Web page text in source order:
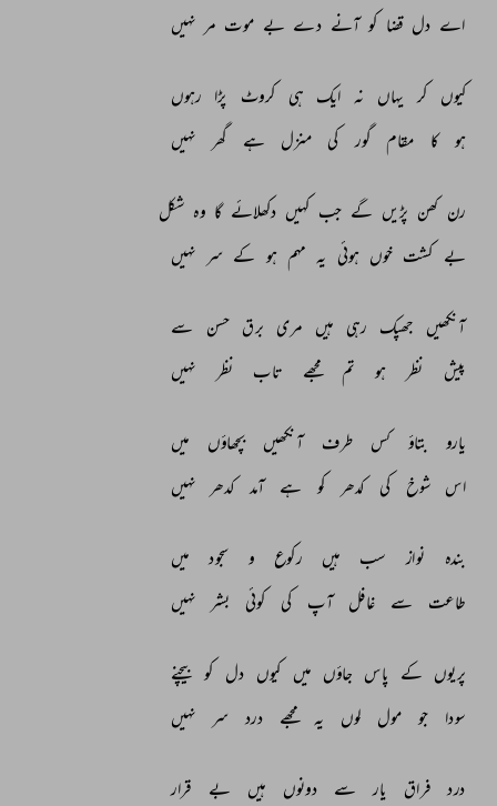
اے دل قضا کو آنے دے بے موت مر نہیں
کیوں کر یہاں نہ ایک ہی کروٹ پڑا رہوں
ہو
کا مقام گور کی منزل ہے گھر نہیں
رن کھن پڑیں گے جب کہیں دکھلائے گا وہ شکل
بے کشت خوں ہوئی یہ مہم ہو کے سر نہیں
آنکھیں جھپک رہی ہیں مری برق حسن
سے
پیش
نظر ہو تم مجھے تاب نظر نہیں
یارو بتاؤ کس طرف آنکھیں بچھاؤں
میں
اس
شوخ کی کدھر کو ہے آمد کدھر نہیں
بندہ نواز سب ہیں رکوع و سجود
میں
طاعت
سے غافل آپ کی کوئی بشر نہیں
پریوں کے پاس جاؤں میں کیوں دل کو بیچنے
سودا
جو مول لوں یہ مجھے درد سر نہیں
درد فراق یار سے دونوں ہیں بے
قرار